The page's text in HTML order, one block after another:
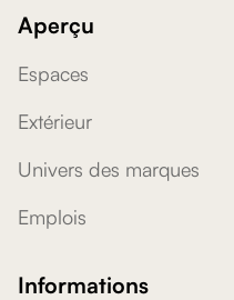
Aperçu
Espaces
Extérieur
Univers des marques
Emplois
Informations